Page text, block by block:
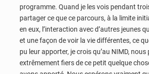
programme. Quand je les vois pendant
partager ce que ce parcours, à la limite
en eux, l’interaction avec d’autres jeunes
et une façon de voir la vie différentes, ce
pu leur apporter, je crois qu’au NIMD,
extrêmement fiers de ce petit quelque